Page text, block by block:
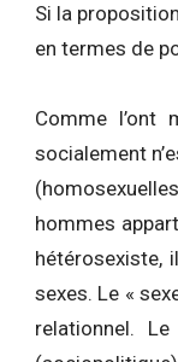
Si la
en termes de
Comme l’ont
socialement
hommes
hétérosexiste,
sexes. Le «
relationnel.